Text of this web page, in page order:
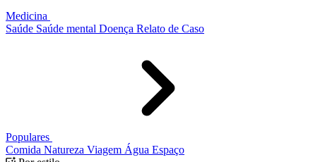
Medicina
Saúde Saúde mental Doença Relato de Caso
Populares
Comida Natureza Viagem Água Espaço